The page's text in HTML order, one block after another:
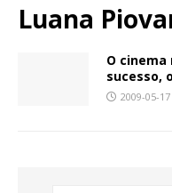
Luana
O cinema
sucesso,
2009-05-17